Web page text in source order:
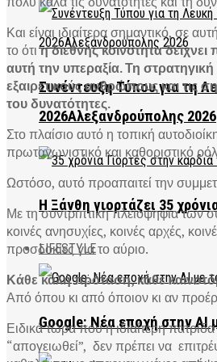
Συνέντευξη Τύπου για τη
2026Αλεξανδρούπολης 2026
Η Ξάνθη γιορτάζει 35
LIFESTYLE
Google: Νέα εποχή στην AI
Και είναι ιδιαίτερα σημαντικό, σε
το ότιη διεθνής κοινότητα
αυτή την υπεραξία. Τη
εξαιρετικούς ανθρώπους και τις
του δυνατότητες.
Στο πλαίσιο αυτό η τοπική
πρωταγωνιστικό και καθοριστικό
Ωστόσο, αυτό προαπαιτεί την
Με τη συντριπτική πλειοψηφία των
κοινές ανησυχίες, κοινές αρχές,
προσδοκίες για το αύριο.
Κάθε καλή πρόταση, κάθε
Από όπου κι από όποιον κι αν
Ειδικά τώρα που η ιδιαίτερη
“απογειωθεί”, δεν πρέπει να